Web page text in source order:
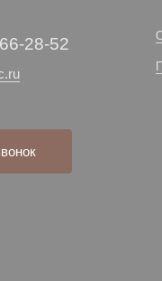
28-52